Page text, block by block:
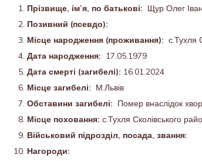
Прізвище, ім’я, по батькові: Щур Олег
Позивний (псевдо):
Місце народження (проживання): с.Тухля
Дата народження: 17.05.1979
Дата смерті (загибелі): 16.01.2024
Місце загибелі: М.Львів
Обставини загибелі: Помер внаслідок
Місце поховання: с.Тухля Сколівського
Військовий підрозділ, посада, звання:
Нагороди: